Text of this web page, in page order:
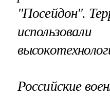
"Посейдон".
использовали
Российские